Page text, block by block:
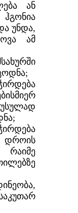
ან
უნდა,
ამ
დროის
რაიმე